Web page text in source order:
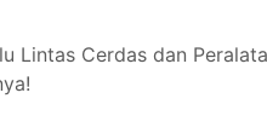
Lintas Cerdas dan